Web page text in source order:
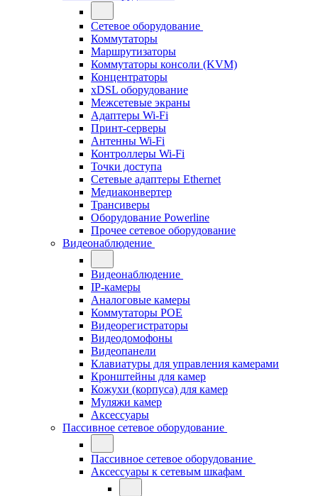
Сетевое оборудование
Коммутаторы
Маршрутизаторы
Коммутаторы консоли (KVM)
Концентраторы
xDSL оборудование
Межсетевые экраны
Адаптеры Wi-Fi
Принт-серверы
Антенны Wi-Fi
Контроллеры Wi-Fi
Точки доступа
Сетевые адаптеры Ethernet
Медиаконвертер
Трансиверы
Оборудование Powerline
Прочее сетевое оборудование
Видеонаблюдение
Видеонаблюдение
IP-камеры
Аналоговые камеры
Коммутаторы POE
Видеорегистраторы
Видеодомофоны
Видеопанели
Клавиатуры для управления камерами
Кронштейны для камер
Кожухи (корпуса) для камер
Муляжи камер
Аксессуары
Пассивное сетевое оборудование
Пассивное сетевое оборудование
Аксессуары к сетевым шкафам